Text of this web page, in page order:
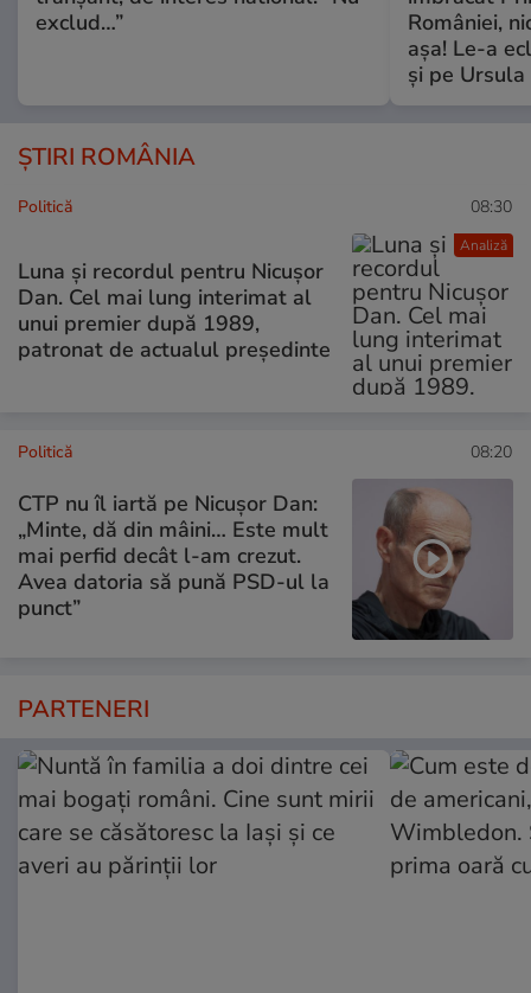
exclud…”
României,
așa! Le-a
și pe
ȘTIRI ROMÂNIA
Analiză
Politică 08:30
Luna și recordul pentru Nicușor
Dan. Cel mai lung interimat al
unui premier după 1989,
patronat de actualul președinte
Politică 08:20
CTP nu îl iartă pe Nicușor Dan:
„Minte, dă din mâini… Este mult
mai perfid decât l-am crezut.
Avea datoria să pună PSD-ul la
punct”
PARTENERI